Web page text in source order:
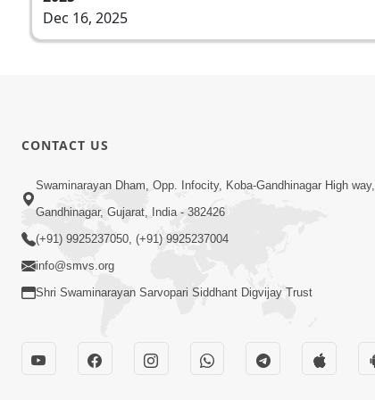
Dec 16, 2025
CONTACT US
Swaminarayan Dham, Opp. Infocity, Koba-Gandhinagar High way,
Gandhinagar, Gujarat, India - 382426
(+91) 9925237050, (+91) 9925237004
info@smvs.org
Shri Swaminarayan Sarvopari Siddhant Digvijay Trust